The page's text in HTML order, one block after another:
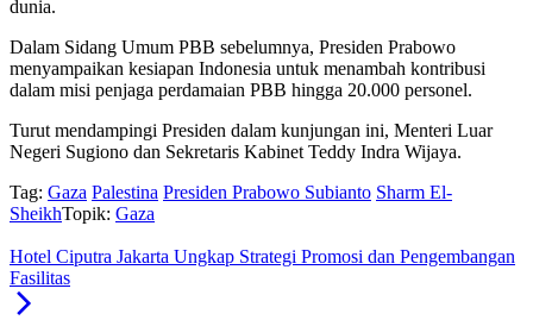
dunia.
Dalam Sidang Umum PBB sebelumnya, Presiden Prabowo
menyampaikan kesiapan Indonesia untuk menambah kontribusi
dalam misi penjaga perdamaian PBB hingga 20.000 personel.
Turut mendampingi Presiden dalam kunjungan ini, Menteri Luar
Negeri Sugiono dan Sekretaris Kabinet Teddy Indra Wijaya.
Tag: Gaza Palestina Presiden Prabowo Subianto Sharm El-
SheikhTopik: Gaza
Hotel Ciputra Jakarta Ungkap Strategi Promosi dan Pengembangan
Fasilitas